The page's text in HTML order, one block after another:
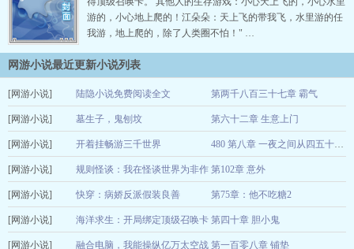
游的，小心地上爬的！江朵朵：天上飞的带我飞，水里游的任
我游，地上爬的，除了人类圈不怕！" …
网游小说最近更新小说列表
[网游小说] 陆隐小说免费阅读全文 第两千八百三十七章 霸气
踏星
[网游小说] 墓生子，鬼刨坟 第六十二章 生意上门
墨三水 12-23
[网游小说] 开着挂畅游三千世界 480 第八章 一夜之间从四五十度高下降到了
呵气成霜
[网游小说] 规则怪谈：我在怪谈世界为非作
歹
第102章 意外
陈清衍
[网游小说] 快穿：病娇反派假装良善 第75章：他不吃糖2
云非愿
[网游小说] 海洋求生：开局绑定顶级召唤卡 第四十章 胆小鬼
搁浅问渔
[网游小说] 融合电脑，我能操纵亿万太空战 第一百零八章 铺垫